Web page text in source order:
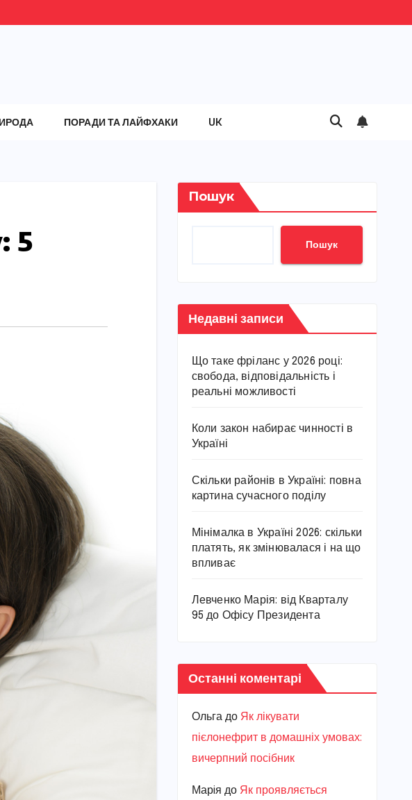
ПОРАДИ ТА ЛАЙФХАКИ UK
5
Пошук
Пошук
Недавні записи
Що таке фріланс у 2026 році:
свобода, відповідальність і
реальні можливості
Коли закон набирає чинності в
Україні
Скільки районів в Україні: повна
картина сучасного поділу
Мінімалка в Україні 2026: скільки
платять, як змінювалася і на що
впливає
Левченко Марія: від Кварталу
95 до Офісу Президента
Останні коментарі
Ольгадо Як лікувати
пієлонефрит в домашніх умовах:
вичерпний посібник
Марiя до Як проявляється